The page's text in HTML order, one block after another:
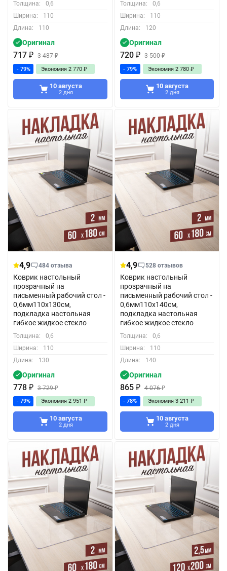
Толщина:
0,6
Ширина:
110
Длина:
110
Оригинал
717 ₽ 3 487₽
- 79% Экономия 2 770 ₽
10 августа
2 дня
Толщина:
0,6
Ширина:
110
Длина:
120
Оригинал
720 ₽ 3 500₽
- 79% Экономия 2 780 ₽
10 августа
2 дня
4,9 484 отзыва
Коврик настольный
прозрачный на
письменный рабочий стол -
0,6мм110x130см,
подкладка настольная
гибкое жидкое стекло
Толщина:
0,6
Ширина:
110
Длина:
130
Оригинал
778 ₽ 3 729₽
- 79% Экономия 2 951 ₽
10 августа
2 дня
4,9 528 отзывов
Коврик настольный
прозрачный на
письменный рабочий стол -
0,6мм110x140см,
подкладка настольная
гибкое жидкое стекло
Толщина:
0,6
Ширина:
110
Длина:
140
Оригинал
865 ₽ 4 076₽
- 78% Экономия 3 211 ₽
10 августа
2 дня